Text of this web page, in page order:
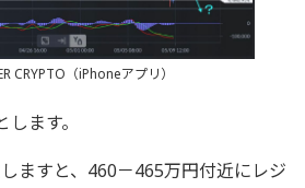
CRYPTO（iPhoneアプリ）
ます。
ますと、460－465万円付近にレジ